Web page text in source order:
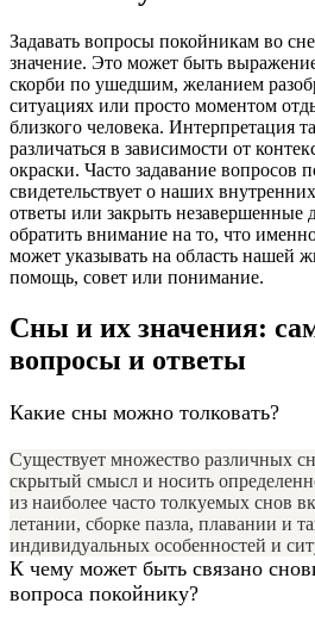
Задавать вопросы покойникам во
значение. Это может быть
скорби по ушедшим, желанием
ситуациях или просто моментом
близкого человека. Интерпретация
различаться в зависимости от
окраски. Часто задавание вопросов
свидетельствует о наших
ответы или закрыть незавершенные
обратить внимание на то, что
может указывать на область нашей
помощь, совет или понимание.
Сны и их значения:
вопросы и ответы
Какие сны можно толковать?
Существует множество различных
скрытый смысл и носить
из наиболее часто толкуемых снов
летании, сборке пазла, плавании и
индивидуальных особенностей и
К чему может быть связано
вопроса покойнику?